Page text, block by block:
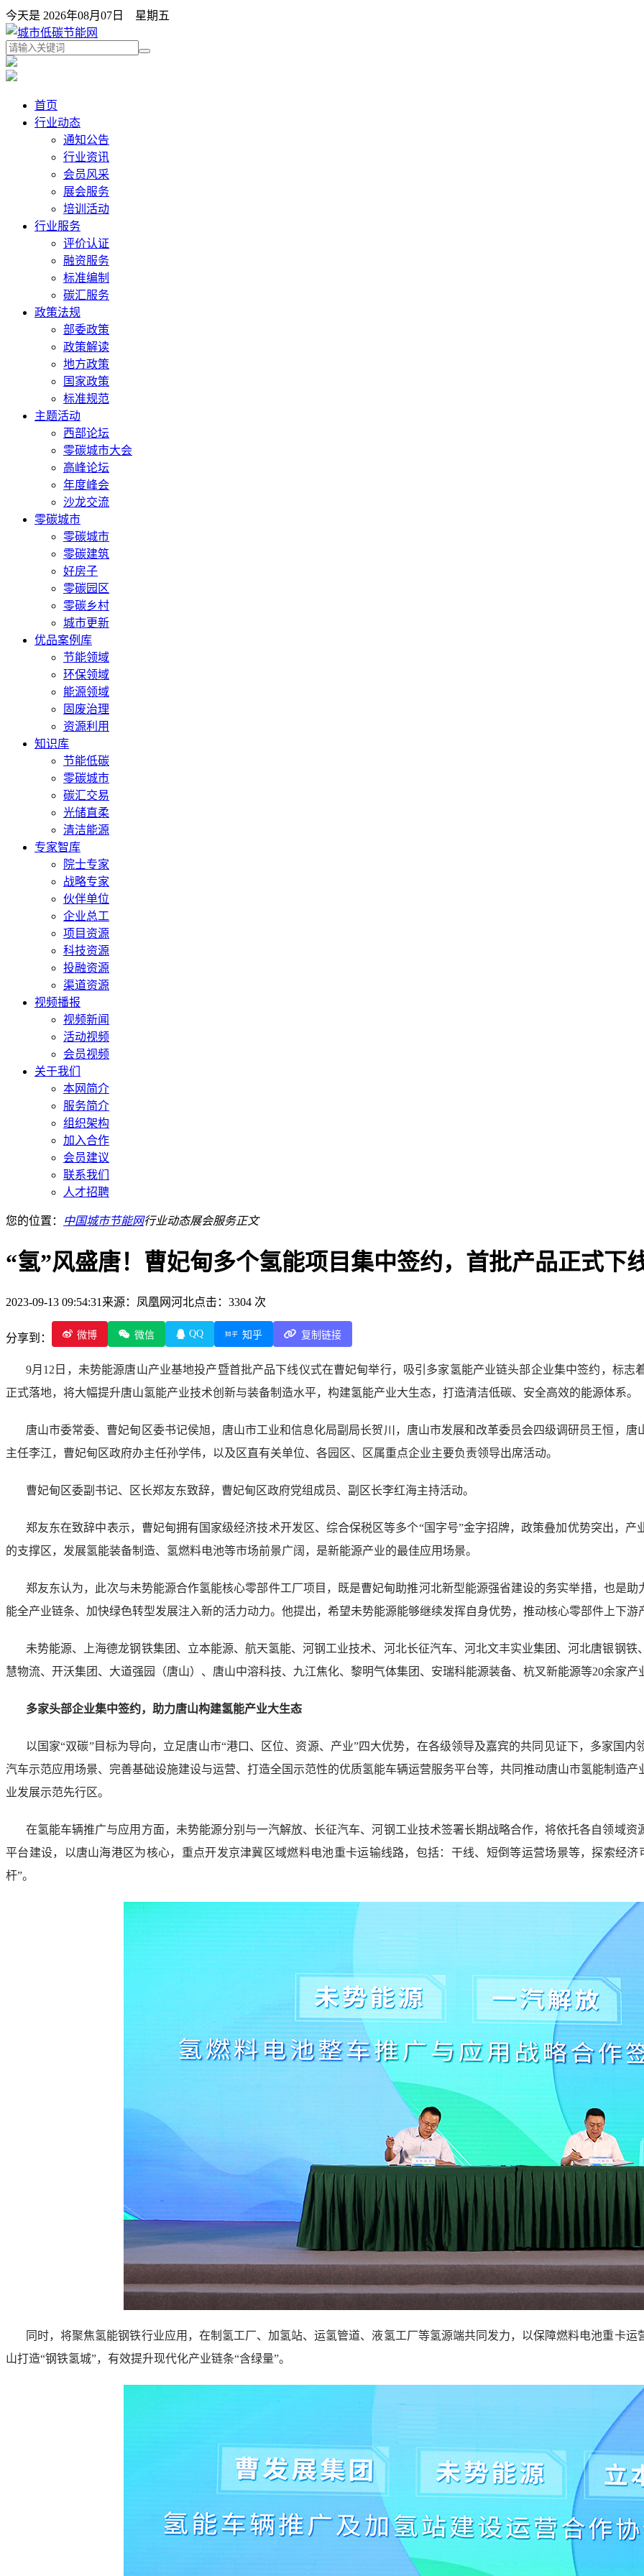
今天是 2026年08月07日 星期五
首页
行业动态
通知公告
行业资讯
会员风采
展会服务
培训活动
行业服务
评价认证
融资服务
标准编制
碳汇服务
政策法规
部委政策
政策解读
地方政策
国家政策
标准规范
主题活动
西部论坛
零碳城市大会
高峰论坛
年度峰会
沙龙交流
零碳城市
零碳城市
零碳建筑
好房子
零碳园区
零碳乡村
城市更新
优品案例库
节能领域
环保领域
能源领域
固废治理
资源利用
知识库
节能低碳
零碳城市
碳汇交易
光储直柔
清洁能源
专家智库
院士专家
战略专家
伙伴单位
企业总工
项目资源
科技资源
投融资源
渠道资源
视频播报
视频新闻
活动视频
会员视频
关于我们
本网简介
服务简介
组织架构
加入合作
会员建议
联系我们
人才招聘
您的位置： 中国城市节能网行业动态展会服务正文
“氢”风盛唐！曹妃甸多个氢能项目集中签约，首批产品正式下
2023-09-13 09:54:31 来源：凤凰网河北点击：3304 次
分享到： 微博 微信 QQ 知乎 复制链接
9月12日，未势能源唐山产业基地投产暨首批产品下线仪式在曹妃甸举行，吸引多家氢能产业链头部企业集中签约，标
正式落地，将大幅提升唐山氢能产业技术创新与装备制造水平，构建氢能产业大生态，打造清洁低碳、安全高效的能源体系。
唐山市委常委、曹妃甸区委书记侯旭，唐山市工业和信息化局副局长贺川，唐山市发展和改革委员会四级调研员王恒，
主任李江，曹妃甸区政府办主任孙学伟，以及区直有关单位、各园区、区属重点企业主要负责领导出席活动。
曹妃甸区委副书记、区长郑友东致辞，曹妃甸区政府党组成员、副区长李红海主持活动。
郑友东在致辞中表示，曹妃甸拥有国家级经济技术开发区、综合保税区等多个“国字号”金字招牌，政策叠加优势突出，
的支撑区，发展氢能装备制造、氢燃料电池等市场前景广阔，是新能源产业的最佳应用场景。
郑友东认为，此次与未势能源合作氢能核心零部件工厂项目，既是曹妃甸助推河北新型能源强省建设的务实举措，也是
能全产业链条、加快绿色转型发展注入新的活力动力。他提出，希望未势能源能够继续发挥自身优势，推动核心零部件上下
未势能源、上海德龙钢铁集团、立本能源、航天氢能、河钢工业技术、河北长征汽车、河北文丰实业集团、河北唐银钢
慧物流、开沃集团、大道强园（唐山）、唐山中溶科技、九江焦化、黎明气体集团、安瑞科能源装备、杭叉新能源等20余家
多家头部企业集中签约，助力唐山构建氢能产业大生态
以国家“双碳”目标为导向，立足唐山市“港口、区位、资源、产业”四大优势，在各级领导及嘉宾的共同见证下，多家国
汽车示范应用场景、完善基础设施建设与运营、打造全国示范性的优质氢能车辆运营服务平台等，共同推动唐山市氢能制造
业发展示范先行区。
在氢能车辆推广与应用方面，未势能源分别与一汽解放、长征汽车、河钢工业技术签署长期战略合作，将依托各自领域
平台建设，以唐山海港区为核心，重点开发京津冀区域燃料电池重卡运输线路，包括：干线、短倒等运营场景等，探索经
杆”。
同时，将聚焦氢能钢铁行业应用，在制氢工厂、加氢站、运氢管道、液氢工厂等氢源端共同发力，以保障燃料电池重卡
山打造“钢铁氢城”，有效提升现代化产业链条“含绿量”。